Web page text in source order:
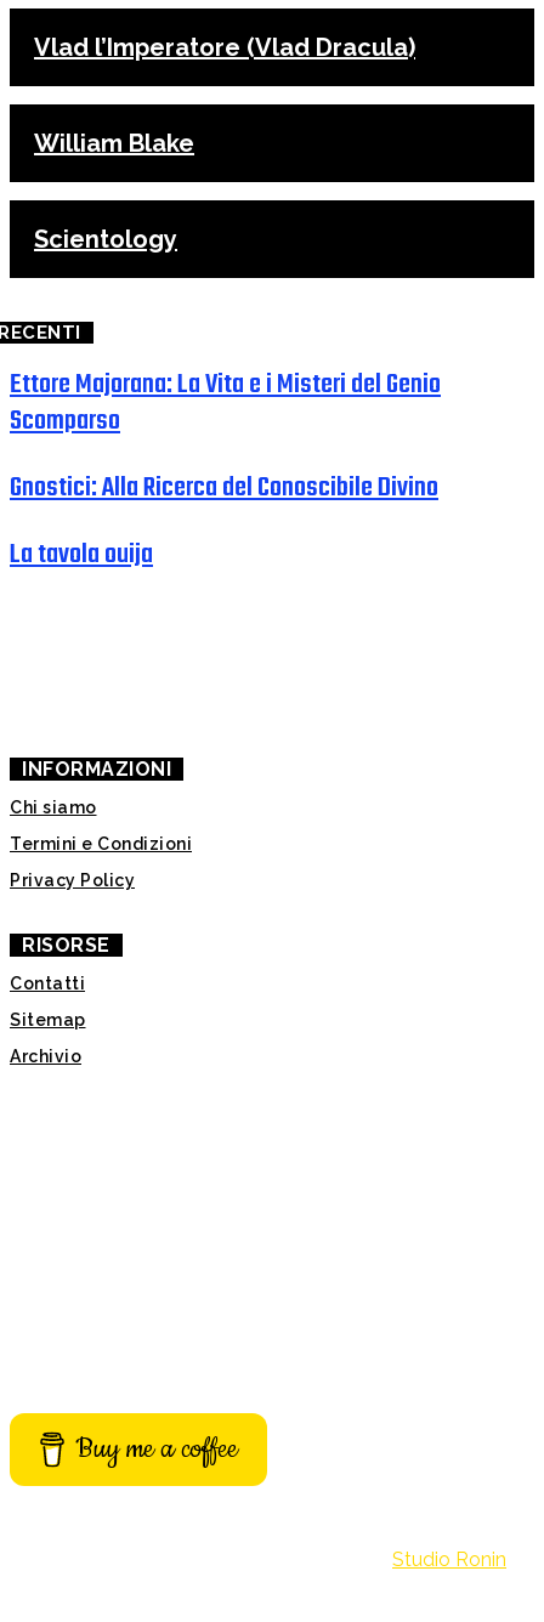
Vlad l’Imperatore (Vlad Dracula)
William Blake
Scientology
Ettore Majorana: La Vita e i Misteri del Genio
Scomparso
Gnostici: Alla Ricerca del Conoscibile Divino
La tavola ouija
INFORMAZIONI
Chi siamo
Termini e Condizioni
Privacy Policy
RISORSE
Contatti
Sitemap
Archivio
Buy me a coffee
Studio Ronin